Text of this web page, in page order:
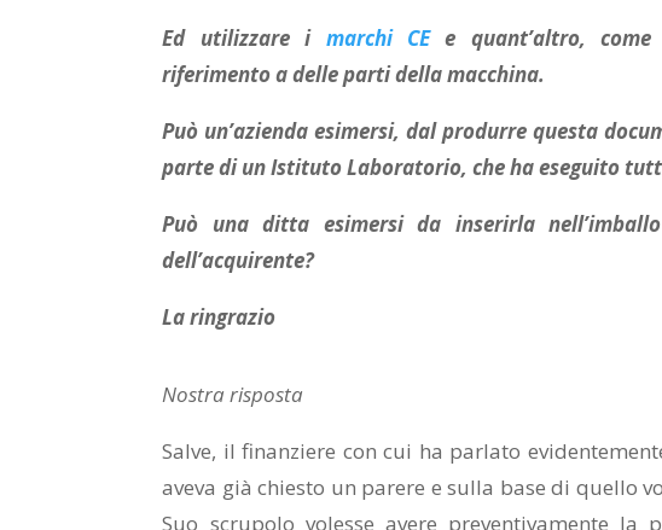
Ed utilizzare i marchi CEe quant’altro, come
riferimento a delle parti della macchina.
Può un’azienda esimersi, dal produrre questa
parte di un Istituto Laboratorio, che ha eseguito
Può una ditta esimersi da inserirla
dell’acquirente?
La ringrazio
Nostra risposta
Salve, il finanziere con cui ha parlato
aveva già chiesto un parere e sulla base di quello
Suo scrupolo volesse avere preventivamente